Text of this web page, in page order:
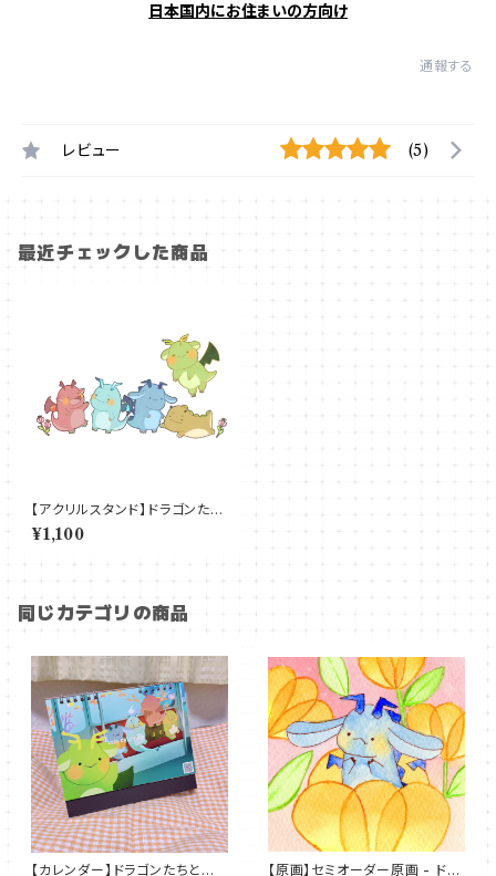
日本国内にお住まいの方向け
通報する
レビュー (5)
最近チェックした商品
【アクリルスタンド】ドラゴンたち
のアクリルスタンド
¥1,100
同じカテゴリの商品
【カレンダー】ドラゴンたちとみ
【原画】セミオーダー原画 - ドラ